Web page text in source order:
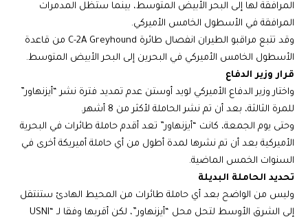
المرافقة لها إلى البحر الأبيض المتوسط، بينما ستظل المدمرات
المرافقة في الأسطول الخامس الأميركي.
وقد تتبع مراقبو الطيران انفصال طائرة C-2A Greyhound من قاعدة
الأسطول الخامس الأميركي في البحرين إلى البحر الأبيض المتوسط.
قرار وزير الدفاع
واختار وزير الدفاع الأميركي لويد أوستن عدم تمديد فترة نشر “أيزنهاور”
للمرة الثالثة، بعد أن تم نشر الحاملة لأكثر من 8 أشهر.
وحتى يوم الجمعة، كانت “أيزنهاور” تعد أقدم حاملة طائرات في البحرية
الأميركية بعد أن تم نشرها لمدة أطول من أي حاملة أميريكة أخرى في
السنوات الخمس الماضية.
تحديد الحاملة البديلة
وليس من الواضح بعد أي حاملة طائرات من المحيط الهادئ ستنتقل
إلى الشرق الأوسط لتحل محل “أيزنهاور”، لكن أقربها وفقا لـ “USNI